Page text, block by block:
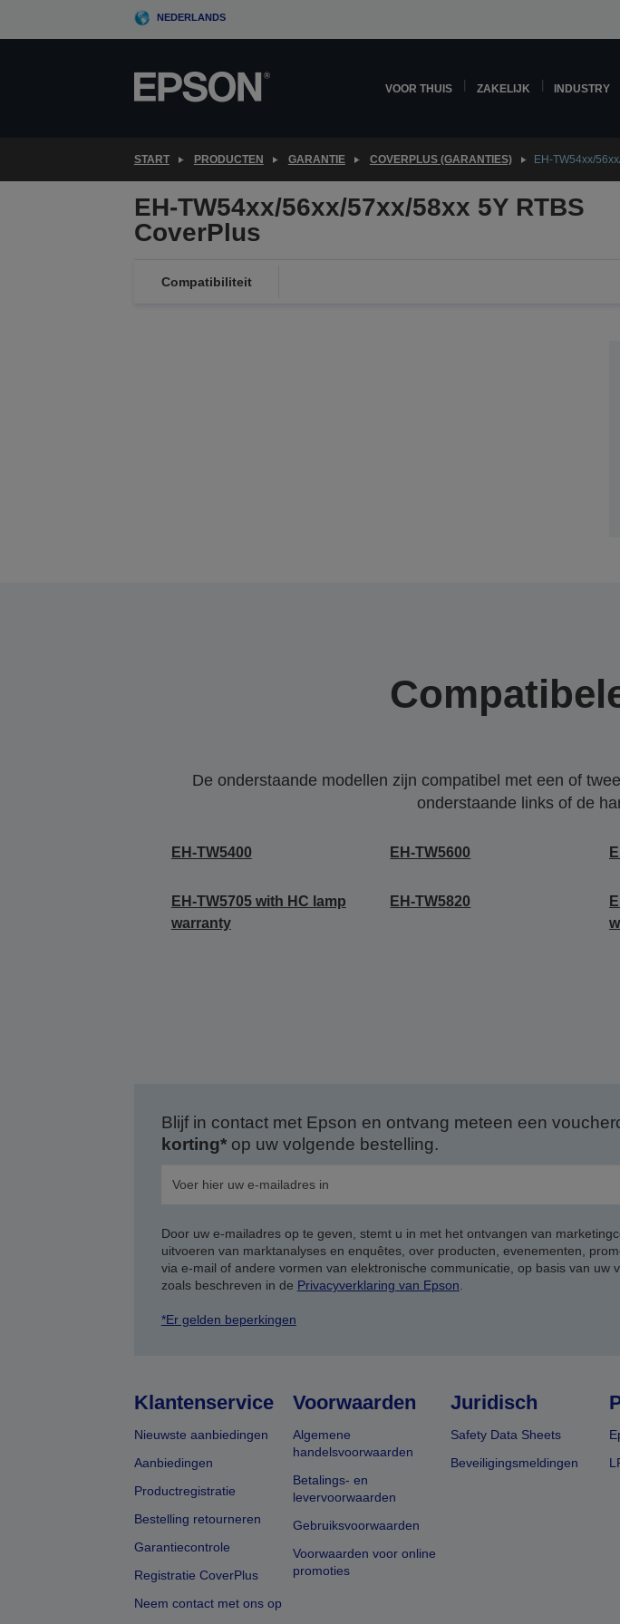
NEDERLANDS
VOOR THUIS ZAKELIJK INDUSTRY
START PRODUCTEN GARANTIE COVERPLUS (GARANTIES) EH-TW54xx/
EH-TW54xx/56xx/57xx/58xx 5Y RTBS
CoverPlus
Compatibiliteit
De onderstaande modellen zijn compatibel met een of
onderstaande links of de
EH-TW5400 EH-TW5600
EH-TW5705 with HC lamp
warranty
EH-TW5820
Blijf in contact met Epson en ontvang meteen een
korting*op uw volgende bestelling.
Door uw e-mailadres op te geven, stemt u in met het ontvangen van
uitvoeren van marktanalyses en enquêtes, over producten, evenementen,
via e-mail of andere vormen van elektronische communicatie, op basis van uw
zoals beschreven in de Privacyverklaring van Epson
*Er gelden beperkingen
Klantenservice
Nieuwste aanbiedingen
Aanbiedingen
Productregistratie
Bestelling retourneren
Garantiecontrole
Registratie CoverPlus
Neem contact met ons op
Voorwaarden
Algemene
handelsvoorwaarden
Betalings- en
levervoorwaarden
Gebruiksvoorwaarden
Voorwaarden voor online
promoties
Juridisch
Safety Data Sheets
Beveiligingsmeldingen